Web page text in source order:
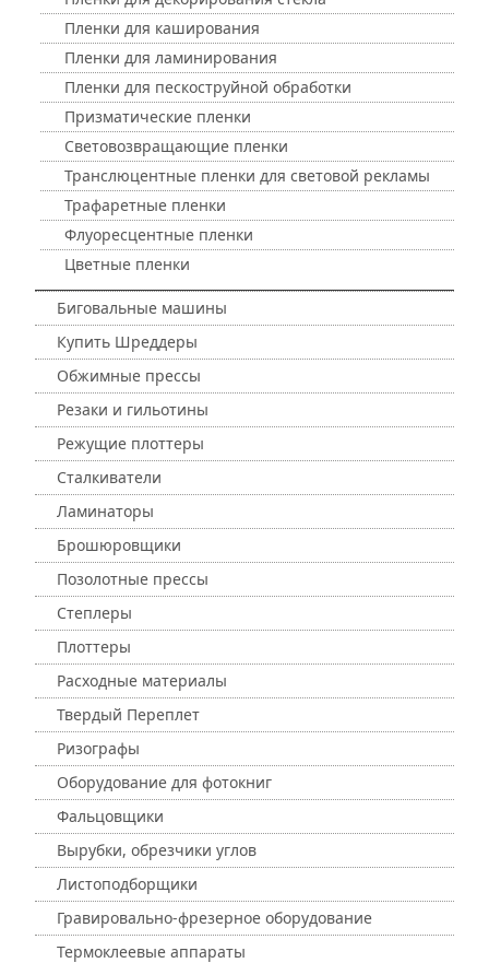
Пленки для каширования
Пленки для ламинирования
Пленки для пескоструйной обработки
Призматические пленки
Световозвращающие пленки
Транслюцентные пленки для световой рекламы
Трафаретные пленки
Флуоресцентные пленки
Цветные пленки
Биговальные машины
Купить Шреддеры
Обжимные прессы
Резаки и гильотины
Режущие плоттеры
Сталкиватели
Ламинаторы
Брошюровщики
Позолотные прессы
Степлеры
Плоттеры
Расходные материалы
Твердый Переплет
Ризографы
Оборудование для фотокниг
Фальцовщики
Вырубки, обрезчики углов
Листоподборщики
Гравировально-фрезерное оборудование
Термоклеевые аппараты